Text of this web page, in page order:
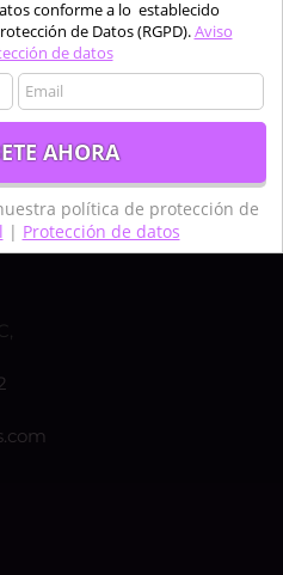
conforme a lo establecido
de Datos (RGPD).Aviso
de datos
política de protección de
| Protección de datos